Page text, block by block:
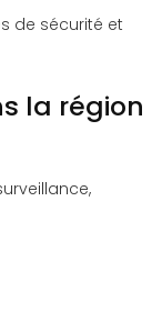
de sécurité et
la région